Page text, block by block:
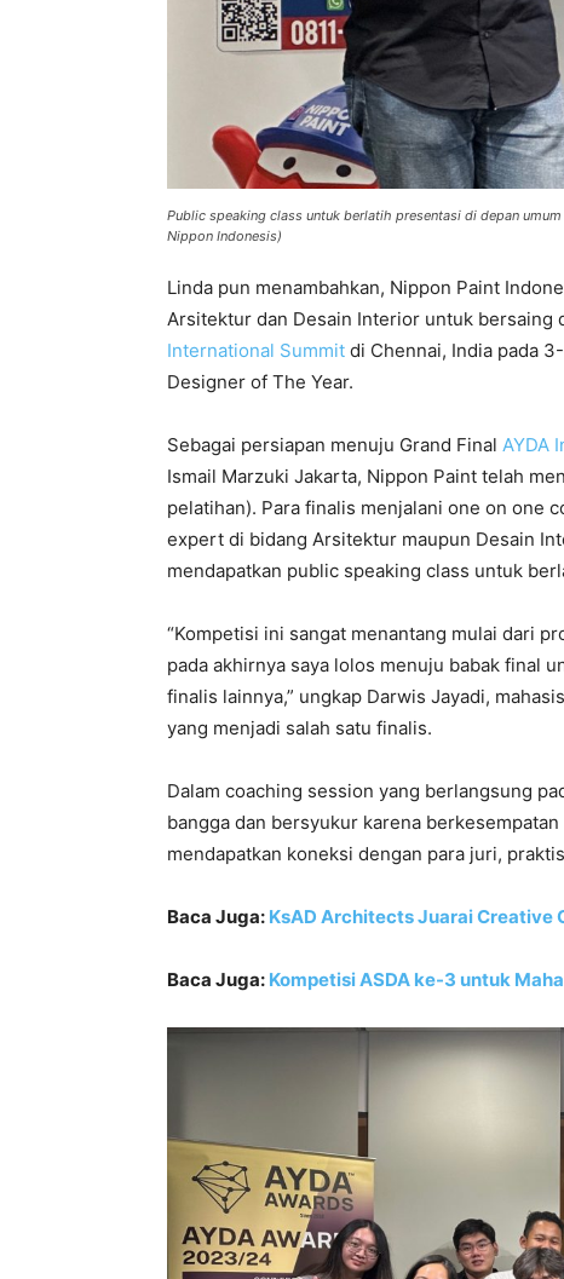
Public speaking class untuk berlatih presentasi di depan umum
Nippon Indonesis)
Linda pun menambahkan, Nippon Paint
Arsitektur dan Desain Interior untuk bersaing
International Summit di Chennai, India pada
Designer of The Year.
Sebagai persiapan menuju Grand Final AYDA
Ismail Marzuki Jakarta, Nippon Paint telah
pelatihan). Para finalis menjalani one on one
expert di bidang Arsitektur maupun Desain
mendapatkan public speaking class untuk
“Kompetisi ini sangat menantang mulai dari
pada akhirnya saya lolos menuju babak final
finalis lainnya,” ungkap Darwis Jayadi,
yang menjadi salah satu finalis.
Dalam coaching session yang berlangsung
bangga dan bersyukur karena
mendapatkan koneksi dengan para juri,
Baca Juga: KsAD Architects Juarai Creative
Baca Juga: Kompetisi ASDA ke-3 untuk